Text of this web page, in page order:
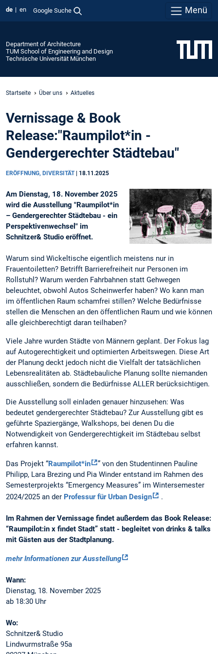
de en Google Suche Menü
Department of Architecture
TUM School of Engineering and Design
Technische Universität München
Startseite Über uns Aktuelles
Vernissage & Book
Release:"Raumpilot*in -
Gendergerechter Städtebau"
ERÖFFNUNG, DIVERSITÄT 18.11.2025
Am Dienstag, 18. November 2025
wird die Ausstellung "Raumpilot*in
– Gendergerechter Städtebau - ein
Perspektivenwechsel" im
Schnitzer& Studio eröffnet.
Warum sind Wickeltische eigentlich meistens nur in
Frauentoiletten? Betrifft Barrierefreiheit nur Personen im
Rollstuhl? Warum werden Fahrbahnen statt Gehwegen
beleuchtet, obwohl Autos Scheinwerfer haben? Wo kann man
im öffentlichen Raum schamfrei stillen? Welche Bedürfnisse
stellen die Menschen an den öffentlichen Raum und wie können
alle gleichberechtigt daran teilhaben?
Viele Jahre wurden Städte von Männern geplant. Der Fokus lag
auf Autogerechtigkeit und optimierten Arbeitswegen. Diese Art
der Planung deckt jedoch nicht die Vielfalt der tatsächlichen
Lebensrealitäten ab. Städtebauliche Planung sollte niemanden
ausschließen, sondern die Bedürfnisse ALLER berücksichtigen.
Die Ausstellung soll einladen genauer hinzusehen: Was
bedeutet gendergerechter Städtebau? Zur Ausstellung gibt es
geführte Spaziergänge, Walkshops, bei denen Du die
Notwendigkeit von Gendergerechtigkeit im Städtebau selbst
erfahren kannst.
Das Projekt “Raumpilot*in
” von den Studentinnen Pauline
Philipp, Lara Brezing und Pia Winder entstand im Rahmen des
Semesterprojekts “Emergency Measures” im Wintersemester
2024/2025 an der Professur für Urban Design .
Im Rahmen der Vernissage findet außerdem das Book Release:
“Raumpilot:in x findet Stadt” statt - begleitet von drinks & talks
mit Gästen aus der Stadtplanung.
mehr Informationen zur Ausstellung
Wann:
Dienstag, 18. November 2025
ab 18:30 Uhr
Wo:
Schnitzer& Studio
Lindwurmstraße 95a